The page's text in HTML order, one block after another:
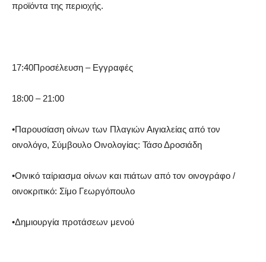
προϊόντα της περιοχής.
17:40Προσέλευση – Εγγραφές
18:00 – 21:00
•Παρουσίαση οίνων των Πλαγιών Αιγιαλείας από τον
οινολόγο, Σύμβουλο Οινολογίας: Τάσο Δροσιάδη
•Οινικό ταίριασμα οίνων και πιάτων από τον οινογράφο /
οινοκριτικό: Σίμο Γεωργόπουλο
•Δημιουργία προτάσεων μενού